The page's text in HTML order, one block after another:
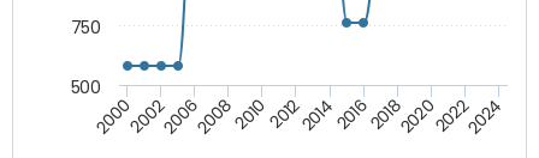
200020022006200820102012201420162018202020222024
500
750